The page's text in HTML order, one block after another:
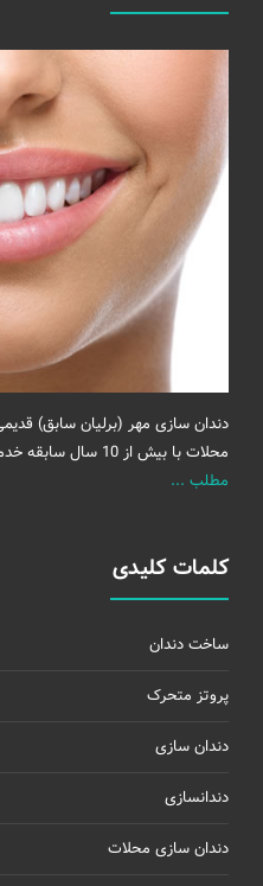
دندان سازی مهر (برلیان سابق)
محلات با بیش از 10 سال سابقه خدمت به مردم عزیز ایران است.
مطلب ...
کلمات کلیدی
ساخت دندان
پروتز متحرک
دندان سازی
دندانسازی
دندان سازی محلات